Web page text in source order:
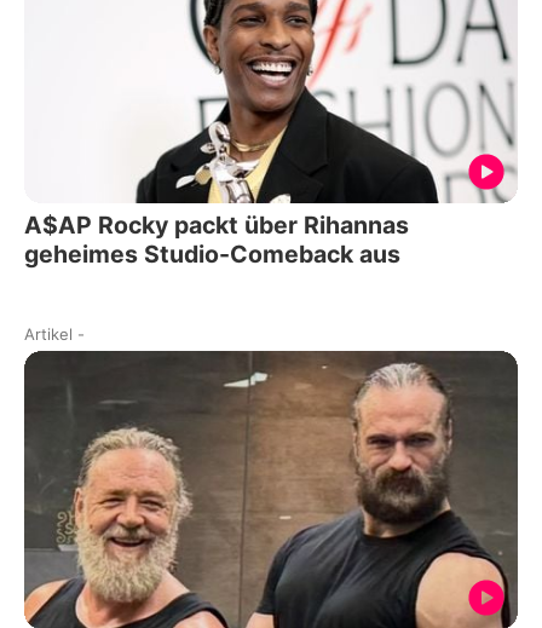
A$AP Rocky packt über Rihannas
geheimes Studio-Comeback aus
Artikel -